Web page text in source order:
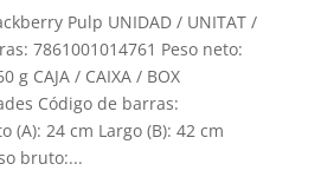
Pulp UNIDAD / UNITAT /
7861001014761 Peso neto:
g CAJA / CAIXA / BOX
Código de barras:
(A): 24 cm Largo (B): 42 cm
bruto:...